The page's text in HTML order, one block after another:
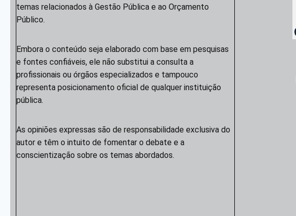
temas relacionados à Gestão Pública e ao Orçamento
Público.
Embora o conteúdo seja elaborado com base em pesquisas
e fontes confiáveis, ele não substitui a consulta a
profissionais ou órgãos especializados e tampouco
representa posicionamento oficial de qualquer instituição
pública.
As opiniões expressas são de responsabilidade exclusiva do
autor e têm o intuito de fomentar o debate e a
conscientização sobre os temas abordados.